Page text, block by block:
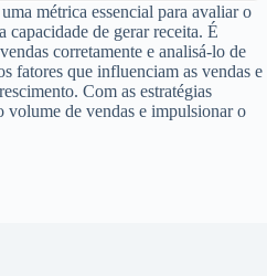
métrica essencial para avaliar o
capacidade de gerar receita. É
corretamente e analisá-lo de
fatores que influenciam as vendas e
Com as estratégias
volume de vendas e impulsionar o